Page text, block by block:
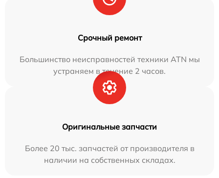
Срочный ремонт
Большинство неисправностей техники ATN мы
устраняем в течение 2 часов.
Оригинальные запчасти
Более 20 тыс. запчастей от производителя в
наличии на собственных складах.